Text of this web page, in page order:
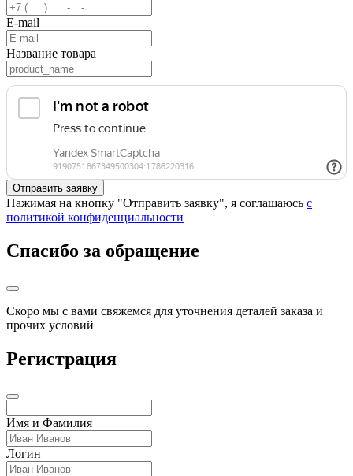
E-mail
Название товара
Нажимая на кнопку "Отправить заявку", я соглашаюсь с
политикой конфиденциальности
Спасибо за обращение
Скоро мы с вами свяжемся для уточнения деталей заказа и
прочих условий
Регистрация
Имя и Фамилия
Логин